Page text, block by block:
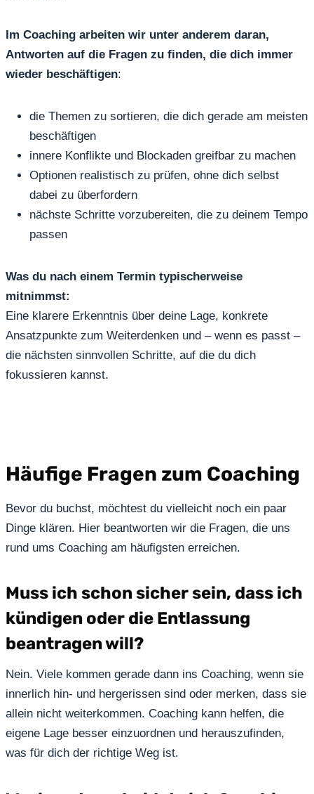
Im Coaching arbeiten wir unter anderem daran,
Antworten auf die Fragen zu finden, die dich immer
wieder beschäftigen:
die Themen zu sortieren, die dich gerade am meisten
beschäftigen
innere Konflikte und Blockaden greifbar zu machen
Optionen realistisch zu prüfen, ohne dich selbst
dabei zu überfordern
nächste Schritte vorzubereiten, die zu deinem Tempo
passen
Was du nach einem Termin typischerweise
mitnimmst:
Eine klarere Erkenntnis über deine Lage, konkrete
Ansatzpunkte zum Weiterdenken und – wenn es passt –
die nächsten sinnvollen Schritte, auf die du dich
fokussieren kannst.
Häufige Fragen zum Coaching
Bevor du buchst, möchtest du vielleicht noch ein paar
Dinge klären. Hier beantworten wir die Fragen, die uns
rund ums Coaching am häufigsten erreichen.
Muss ich schon sicher sein, dass ich
kündigen oder die Entlassung
beantragen will?
Nein. Viele kommen gerade dann ins Coaching, wenn sie
innerlich hin- und hergerissen sind oder merken, dass sie
allein nicht weiterkommen. Coaching kann helfen, die
eigene Lage besser einzuordnen und herauszufinden,
was für dich der richtige Weg ist.